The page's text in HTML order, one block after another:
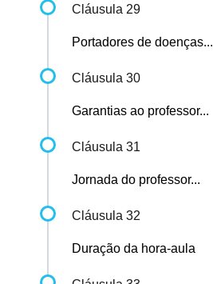
Cláusula 29
Portadores de doenças...
Cláusula 30
Garantias ao professor...
Cláusula 31
Jornada do professor...
Cláusula 32
Duração da hora-aula